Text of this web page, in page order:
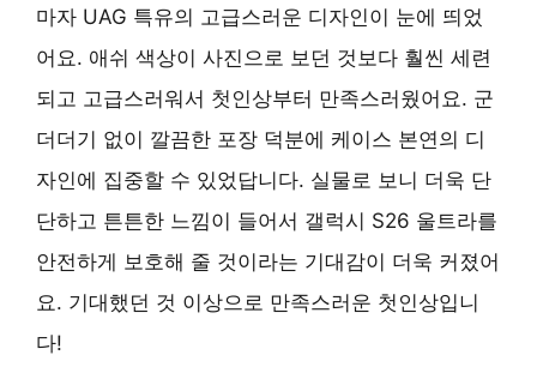
마자 UAG 특유의 고급스러운 디자인이 눈에 띄었
어요. 애쉬 색상이 사진으로 보던 것보다 훨씬 세련
되고 고급스러워서 첫인상부터 만족스러웠어요. 군
더더기 없이 깔끔한 포장 덕분에 케이스 본연의 디
자인에 집중할 수 있었답니다. 실물로 보니 더욱 단
단하고 튼튼한 느낌이 들어서 갤럭시 S26 울트라를
안전하게 보호해 줄 것이라는 기대감이 더욱 커졌어
요. 기대했던 것 이상으로 만족스러운 첫인상입니
다!